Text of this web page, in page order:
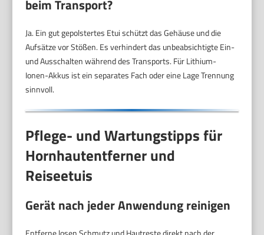
beim Transport?
Ja. Ein gut gepolstertes Etui schützt das Gehäuse und die
Aufsätze vor Stößen. Es verhindert das unbeabsichtigte Ein-
und Ausschalten während des Transports. Für Lithium-
Ionen-Akkus ist ein separates Fach oder eine Lage Trennung
sinnvoll.
Pflege- und Wartungstipps für
Hornhautentferner und
Reiseetuis
Gerät nach jeder Anwendung reinigen